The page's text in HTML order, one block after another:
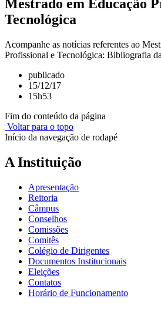
Mestrado em Educação
Tecnológica
Acompanhe as notícias referentes ao
Profissional e Tecnológica: Bibliografia
publicado
15/12/17
15h53
Fim do conteúdo da página
Voltar para o topo
Início da navegação de rodapé
A Instituição
Apresentação
Reitoria
Câmpus
Conselhos
Comissões
Comitês
Colégio de Dirigentes
Documentos Institucionais
Eleições
Contatos
Horário de Funcionamento